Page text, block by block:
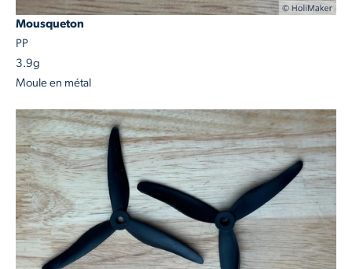
Mousqueton
PP
3.9g
Moule en métal